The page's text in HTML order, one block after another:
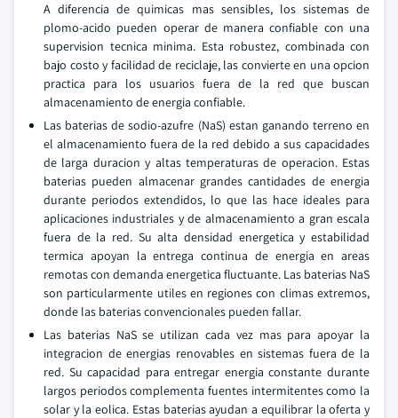
A diferencia de quimicas mas sensibles, los sistemas de
plomo-acido pueden operar de manera confiable con una
supervision tecnica minima. Esta robustez, combinada con
bajo costo y facilidad de reciclaje, las convierte en una opcion
practica para los usuarios fuera de la red que buscan
almacenamiento de energia confiable.
Las baterias de sodio-azufre (NaS) estan ganando terreno en
el almacenamiento fuera de la red debido a sus capacidades
de larga duracion y altas temperaturas de operacion. Estas
baterias pueden almacenar grandes cantidades de energia
durante periodos extendidos, lo que las hace ideales para
aplicaciones industriales y de almacenamiento a gran escala
fuera de la red. Su alta densidad energetica y estabilidad
termica apoyan la entrega continua de energia en areas
remotas con demanda energetica fluctuante. Las baterias NaS
son particularmente utiles en regiones con climas extremos,
donde las baterias convencionales pueden fallar.
Las baterias NaS se utilizan cada vez mas para apoyar la
integracion de energias renovables en sistemas fuera de la
red. Su capacidad para entregar energia constante durante
largos periodos complementa fuentes intermitentes como la
solar y la eolica. Estas baterias ayudan a equilibrar la oferta y